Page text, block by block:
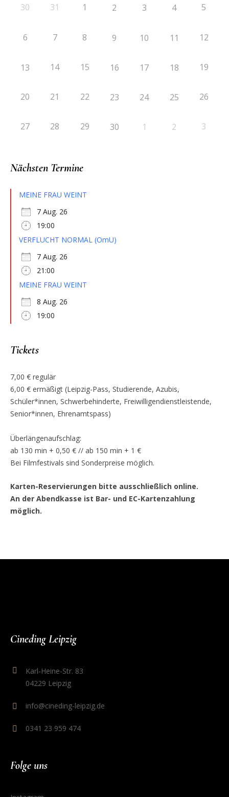
30 31 1 2 3 4 5
6 7 8 9 10 11 12
13 14 15 16 17 18 19
20 21 22 23 24 25 26
27 28 29 30 1 2 3
Nächsten Termine
MEINE FRAU WEINT
7 Aug. 26
19:00
VERFLUCHT NORMAL (OmU)
7 Aug. 26
21:00
MEINE FRAU WEINT
8 Aug. 26
19:00
Tickets
7,00 € regulär
6,00 € ermäßigt (Leipzig-Pass, Studierende, Azubis,
Schüler*innen, Schwerbehinderte, Freiwilligendienstleistende,
Senior*innen, Ehrenamtspass)
Überlängenaufschlag:
ab 130 min + 0,50 € // ab 150 min + 1 €
Bei Filmfestivals sind Sonderpreise möglich.
Karten-Reservierungen bitte ausschließlich online.
An der Abendkasse ist Bar- und EC-Kartenzahlung
möglich.
Cineding Leipzig
Karl-Heine-Str. 83
04229 Leipzig
info@cineding-leipzig.de
0341 23 959 474
Folge uns